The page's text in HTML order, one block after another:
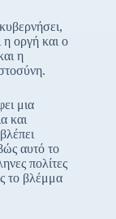
η οργή και ο
η
μια
και
αυτό το
πολίτες
το βλέμμα